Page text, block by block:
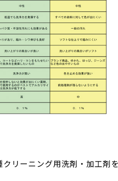
リーニング用洗剤・加工剤